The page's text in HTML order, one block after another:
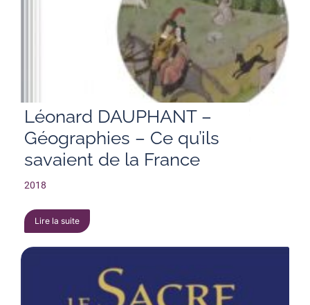
Léonard DAUPHANT –
Géographies – Ce qu’ils
savaient de la France
2018
Lire la suite